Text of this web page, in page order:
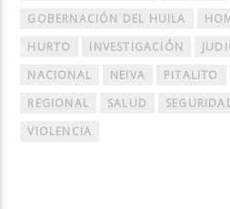
GOBERNACIÓN DEL HUILA
HURTO
INVESTIGACIÓN
NACIONAL
NEIVA PITALITO
REGIONAL
SALUD
VIOLENCIA